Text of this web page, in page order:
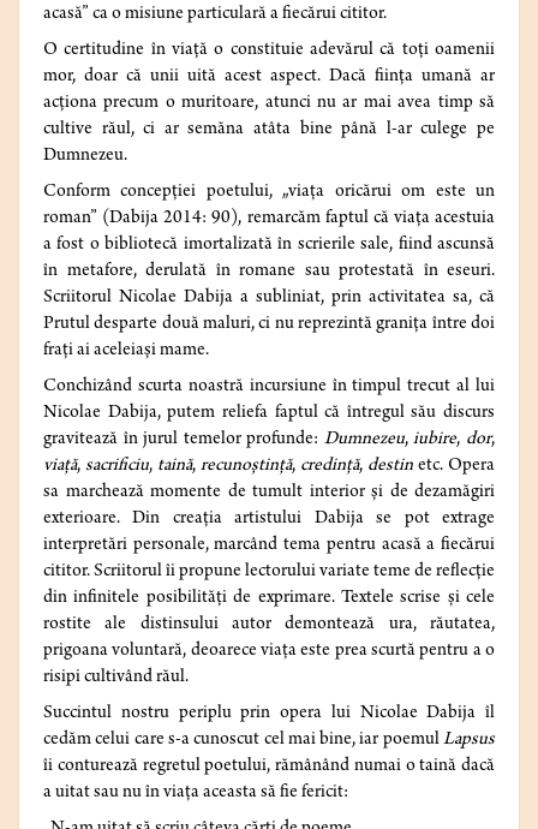
acasă” ca o misiune particulară a fiecărui cititor.
O certitudine în viață o constituie adevărul că toți oamenii
mor, doar că unii uită acest aspect. Dacă ființa umană ar
acționa precum o muritoare, atunci nu ar mai avea timp să
cultive răul, ci ar semăna atâta bine până l-ar culege pe
Dumnezeu.
Conform concepției poetului, „viața oricărui om este un
roman” (Dabija 2014: 90), remarcăm faptul că viața acestuia
a fost o bibliotecă imortalizată în scrierile sale, fiind ascunsă
în metafore, derulată în romane sau protestată în eseuri.
Scriitorul Nicolae Dabija a subliniat, prin activitatea sa, că
Prutul desparte două maluri, ci nu reprezintă granița între doi
frați ai aceleiași mame.
Conchizând scurta noastră incursiune în timpul trecut al lui
Nicolae Dabija, putem reliefa faptul că întregul său discurs
gravitează în jurul temelor profunde: Dumnezeu,iubire, dor,
viață, sacrificiu, taină, recunoștință, credință, destin etc. Opera
sa marchează momente de tumult interior și de dezamăgiri
exterioare. Din creația artistului Dabija se pot extrage
interpretări personale, marcând tema pentru acasă a fiecărui
cititor. Scriitorul îi propune lectorului variate teme de reflecție
din infinitele posibilități de exprimare. Textele scrise și cele
rostite ale distinsului autor demontează ura, răutatea,
prigoana voluntară, deoarece viața este prea scurtă pentru a o
risipi cultivând răul.
Succintul nostru periplu prin opera lui Nicolae Dabija îl
cedăm celui care s-a cunoscut cel mai bine, iar poemulLapsus
îi conturează regretul poetului, rămânând numai o taină dacă
a uitat sau nu în viața aceasta să fie fericit: